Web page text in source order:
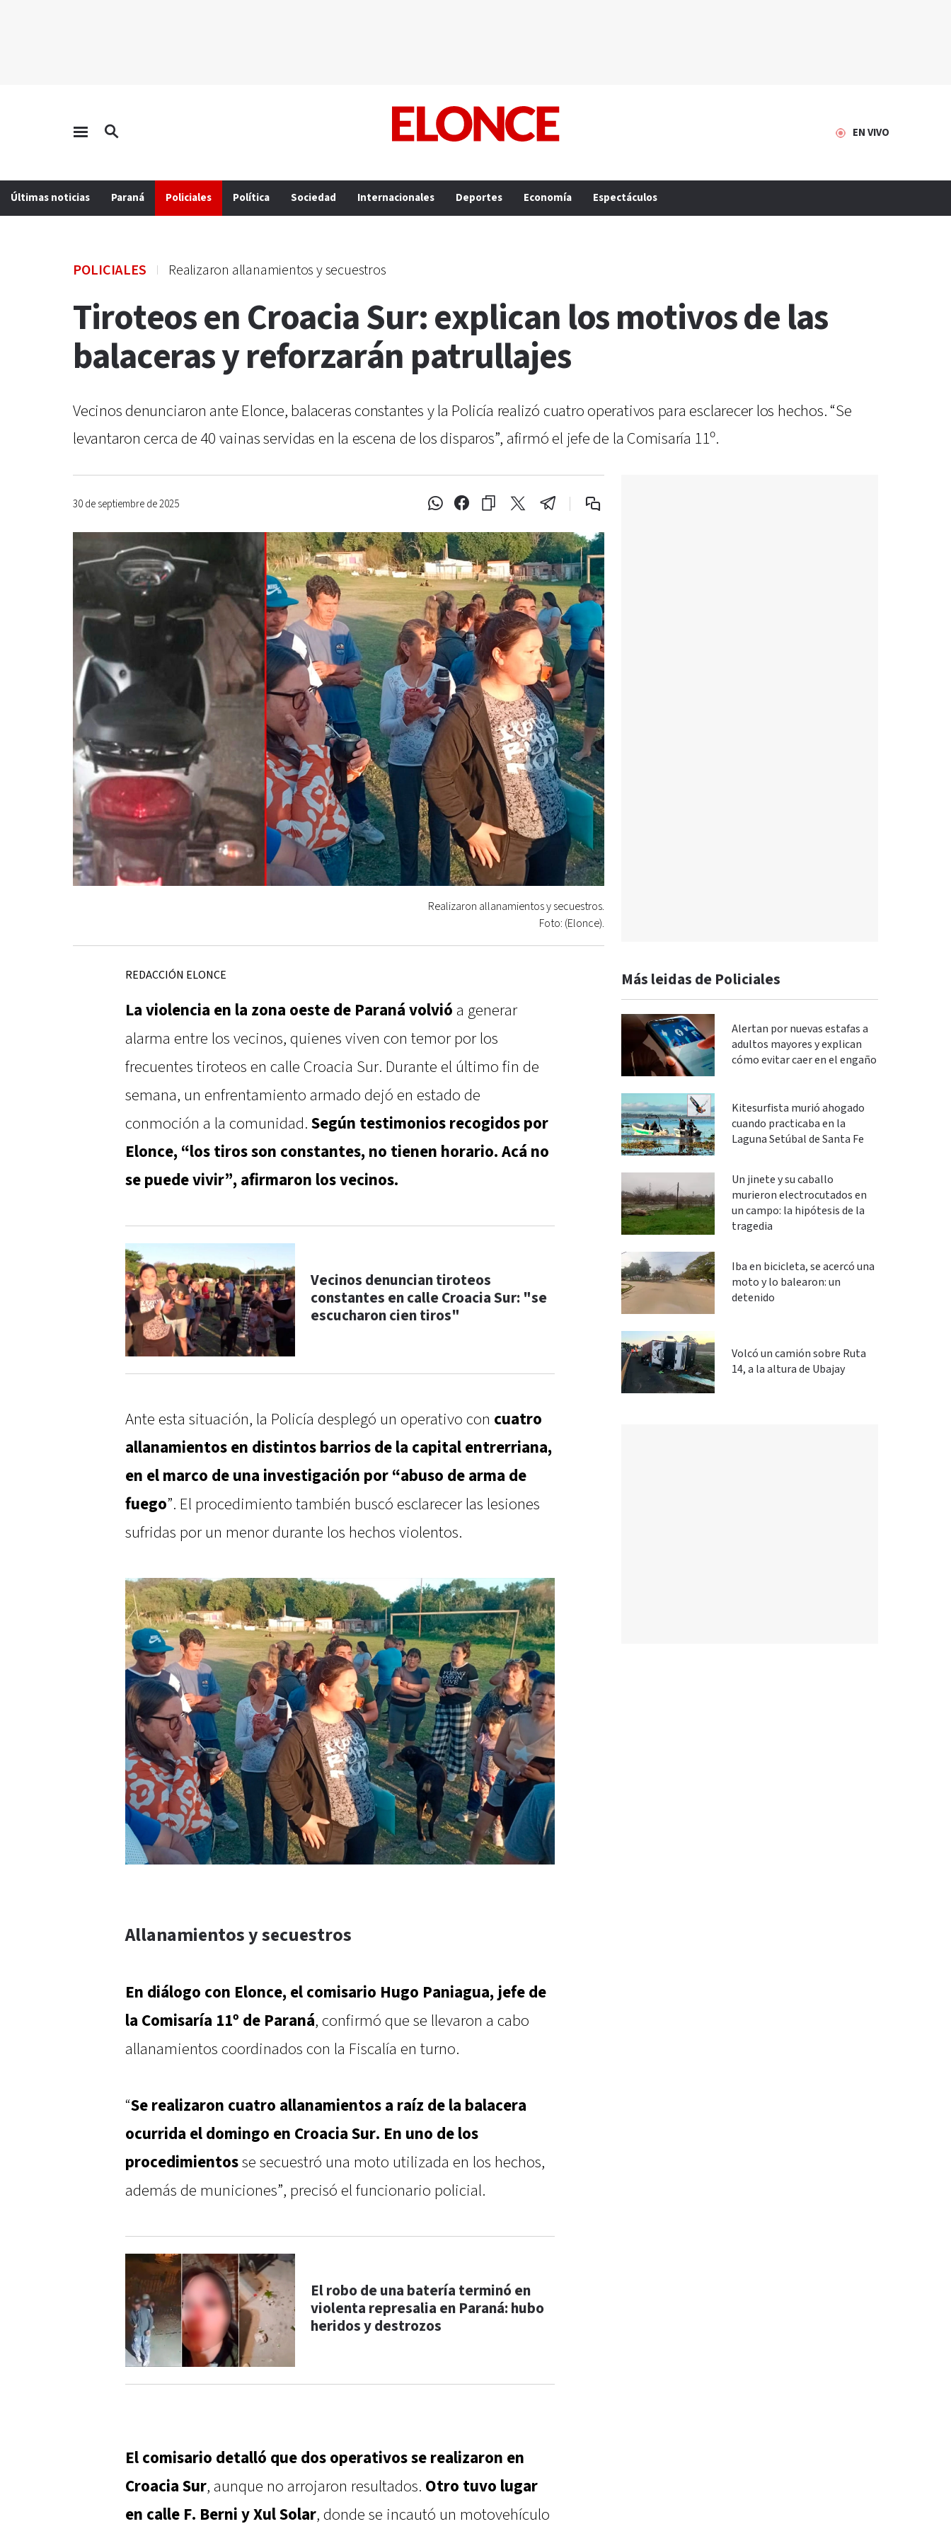
EN VIVO
Últimas noticias Paraná Policiales Política Sociedad Internacionales Deportes Economía Espectáculos
POLICIALES Realizaron allanamientos y secuestros
Tiroteos en Croacia Sur: explican los motivos de las
balaceras y reforzarán patrullajes
Vecinos denunciaron ante Elonce, balaceras constantes y la Policía realizó cuatro operativos para esclarecer los hechos. “Se
levantaron cerca de 40 vainas servidas en la escena de los disparos”, afirmó el jefe de la Comisaría 11º.
30 de septiembre de 2025
Realizaron allanamientos y secuestros.
Foto: (Elonce).
REDACCIÓN ELONCE
La violencia en la zona oeste de Paraná volvió a generar
alarma entre los vecinos, quienes viven con temor por los
frecuentes tiroteos en calle Croacia Sur. Durante el último fin de
semana, un enfrentamiento armado dejó en estado de
conmoción a la comunidad. Según testimonios recogidos por
Elonce, “los tiros son constantes, no tienen horario. Acá no
se puede vivir”, afirmaron los vecinos.
Vecinos denuncian tiroteos
constantes en calle Croacia Sur: "se
escucharon cien tiros"
Ante esta situación, la Policía desplegó un operativo con cuatro
allanamientos en distintos barrios de la capital entrerriana,
en el marco de una investigación por “abuso de arma de
fuego”. El procedimiento también buscó esclarecer las lesiones
sufridas por un menor durante los hechos violentos.
Allanamientos y secuestros
En diálogo con Elonce, el comisario Hugo Paniagua, jefe de
la Comisaría 11º de Paraná, confirmó que se llevaron a cabo
allanamientos coordinados con la Fiscalía en turno.
“Se realizaron cuatro allanamientos a raíz de la balacera
ocurrida el domingo en Croacia Sur. En uno de los
procedimientosse secuestró una moto utilizada en los hechos,
además de municiones”, precisó el funcionario policial.
El robo de una batería terminó en
violenta represalia en Paraná: hubo
heridos y destrozos
El comisario detalló que dos operativos se realizaron en
Croacia Sur, aunque no arrojaron resultados. Otro tuvo lugar
en calle F. Berni y Xul Solar, donde se incautó un motovehículo
Más leidas de Policiales
Alertan por nuevas estafas a
adultos mayores y explican
cómo evitar caer en el engaño
Kitesurfista murió ahogado
cuando practicaba en la
Laguna Setúbal de Santa Fe
Un jinete y su caballo
murieron electrocutados en
un campo: la hipótesis de la
tragedia
Iba en bicicleta, se acercó una
moto y lo balearon: un
detenido
Volcó un camión sobre Ruta
14, a la altura de Ubajay